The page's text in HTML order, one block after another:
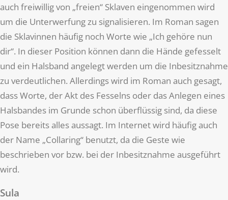
auch freiwillig von „freien“ Sklaven eingenommen wird
um die Unterwerfung zu signalisieren. Im Roman sagen
die Sklavinnen häufig noch Worte wie „Ich gehöre nun
dir“. In dieser Position können dann die Hände gefesselt
und ein Halsband angelegt werden um die Inbesitznahme
zu verdeutlichen. Allerdings wird im Roman auch gesagt,
dass Worte, der Akt des Fesselns oder das Anlegen eines
Halsbandes im Grunde schon überflüssig sind, da diese
Pose bereits alles aussagt. Im Internet wird häufig auch
der Name „Collaring“ benutzt, da die Geste wie
beschrieben vor bzw. bei der Inbesitznahme ausgeführt
wird.
Sula